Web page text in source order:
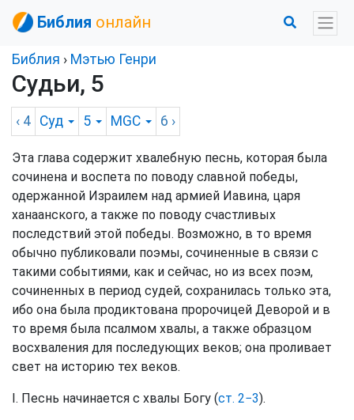
Библия онлайн
Библия › Мэтью Генри
Судьи, 5
‹ 4 Суд 5 MGC 6 ›
Эта глава содержит хвалебную песнь, которая была
сочинена и воспета по поводу славной победы,
одержанной Израилем над армией Иавина, царя
ханаанского, а также по поводу счастливых
последствий этой победы. Возможно, в то время
обычно публиковали поэмы, сочиненные в связи с
такими событиями, как и сейчас, но из всех поэм,
сочиненных в период судей, сохранилась только эта,
ибо она была продиктована пророчицей Деворой и в
то время была псалмом хвалы, а также образцом
восхваления для последующих веков; она проливает
свет на историю тех веков.
I. Песнь начинается с хвалы Богу (ст. 2−3).